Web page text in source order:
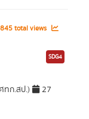
total views
SDG4
ทก.สป.)
27